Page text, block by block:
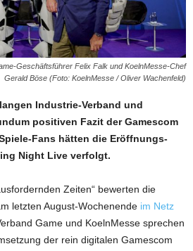
Geschäftsführer Felix Falk und KoelnMesse-Chef
Gerald Böse (Foto: KoelnMesse / Oliver Wachenfeld)
Industrie-Verband und
positiven Fazit der Gamescom
Fans hätten die Eröffnungs-
Night Live verfolgt.
Zeiten“ bewerten die
letzten August-Wochenende im Netz
Game und KoelnMesse sprechen
der rein digitalen Gamescom